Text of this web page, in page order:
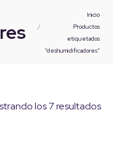
Inicio
Productos
etiquetados
“deshumidificadores”
los 7 resultados